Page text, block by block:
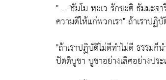
" .. "ธัมโม หะเว รักขะติ ธัมมะจ
ความดีให้แก่พวกเรา" ถ้าเราป
"ถ้าเราปฏิบัติไม่ดีทำไม่ดี ธรรม
ปัตติบูชา บูชาอย่างเลิศอย่างป